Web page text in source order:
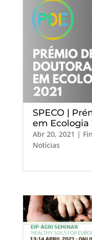
SPECO |
em Ecologia
Abr 20, 2021 |
Notícias